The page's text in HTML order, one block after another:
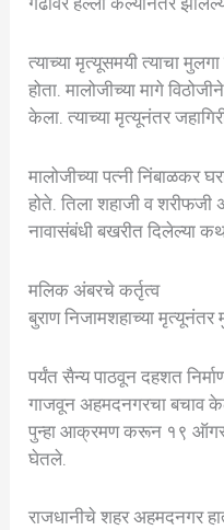
त्याच्या मृत्यूसमयी त्याचा
होता. मालोजीच्या मागे
केला. त्याच्या मृत्यूनंतर
मालोजीच्या पत्नी निंबाळकर
होते. तिला शहाजी व शरीफजी
नावासंबंधी बखरीत दिलेल्या
मलिक अंबरचे कर्तृत्व
बुराण निजामशहाच्या
पर्यंत सैन्य पाठवून दहशत
गाजवून अहमदनगरचा बचाव
पुन्हा आक्रमण करून १९
घेतले.
राजधानीचे शहर अहमदनगर